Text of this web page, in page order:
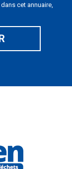
cet annuaire,